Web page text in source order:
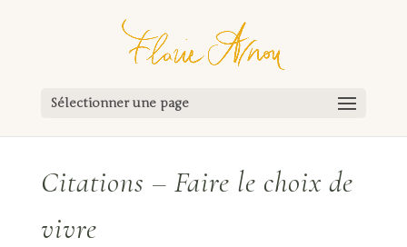
Sélectionner une page
Citations – Faire le choix de
vivre